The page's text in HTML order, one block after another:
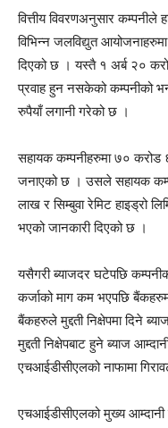
वित्तीय विवरणअनुसार
विभिन्न जलविद्युत
दिएको छ । यस्तै १ अर्ब २०
प्रवाह हुन नसकेको कम्पनीको
रुपैयाँ लगानी गरेको छ ।
सहायक कम्पनीहरुमा ७०
जनाएको छ । उसले सहायक
लाख र सिम्बुवा रेमिट हाइड्रो
भएको जानकारी दिएको छ ।
यसैगरी ब्याजदर घटेपछि
कर्जाको माग कम भएपछि
बैंकहरुले मुद्दती निक्षेपमा दिने
मुद्दती निक्षेपबाट हुने ब्याज
एचआईडीसीएलको नाफामा
एचआईडीसीएलको मुख्य